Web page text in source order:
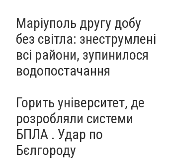
Маріуполь другу добу
без світла: знеструмлені
всі райони, зупинилося
водопостачання
Горить університет, де
розробляли системи
БПЛА . Удар по
Бєлгороду